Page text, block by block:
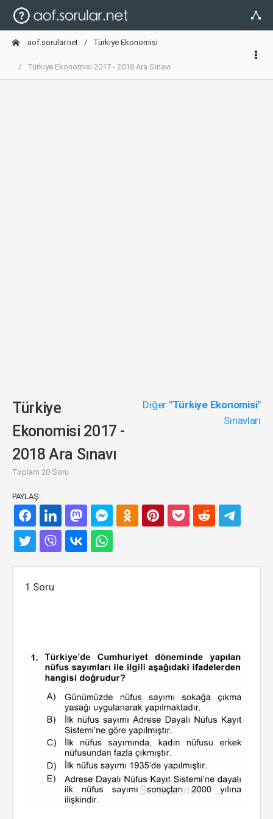
aof.sorular.net Türkiye Ekonomisi
Türkiye Ekonomisi 2017 - 2018 Ara Sınavı
Türkiye
Ekonomisi 2017 -
2018 Ara Sınavı
Toplam 20 Soru
Diğer "Türkiye Ekonomisi"
Sınavları
PAYLAŞ:
1.Soru